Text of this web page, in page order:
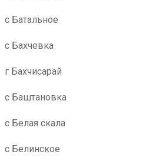
с Батальное
с Бахчевка
г Бахчисарай
с Баштановка
с Белая скала
с Белинское